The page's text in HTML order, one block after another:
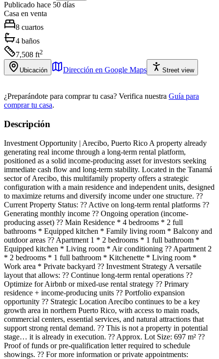
Publicado hace 50 días
Casa en venta
8 cuartos
4 baños
7,508 ft2
Ubicación Dirección en Google Maps Street view
¿Preparándote para comprar tu casa? Verifica nuestra Guía para
comprar tu casa.
Descripción
Investment Opportunity | Arecibo, Puerto Rico A property already
generating real income through a long-term rental platform,
positioned as a solid income-producing asset for investors seeking
immediate cash flow and long-term stability. Located in the Tanamá
sector of Arecibo, this multifamily property offers a strategic
configuration with a main residence and independent units, designed
to maximize returns and diversify income under one structure. ??
Current Property Status: ?? Active on long-term rental platforms ??
Generating monthly income ?? Ongoing operation (income-
producing asset) ?? Main Residence * 4 bedrooms * 2 full
bathrooms * Equipped kitchen * Family living room * Balcony and
outdoor areas ?? Apartment 1 * 2 bedrooms * 1 full bathroom *
Equipped kitchen * Living room * Air conditioning ?? Apartment 2
* 2 bedrooms * 1 full bathroom * Kitchenette * Living room *
Work area * Private backyard ?? Investment Strategy A versatile
layout that allows: ?? Continue long-term rental operations ??
Optimize for Airbnb or mixed-use rental strategy ?? Primary
residence + income-producing units ?? Portfolio expansion
opportunity ?? Strategic Location Arecibo continues to be a key
growth area in northern Puerto Rico, with access to main roads,
commercial centers, essential services, and natural attractions that
support strong rental demand. ?? This is not a property in potential
stage… it is already in execution. ?? Approx. Lot Size: 697 m² ??
Proof of funds or pre-qualification letter required to schedule
showings. ?? For more information or private appointments: